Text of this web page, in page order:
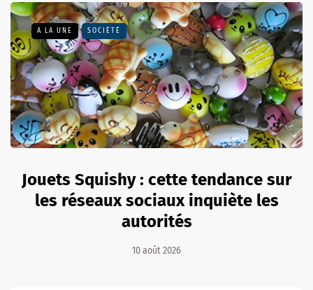
A LA UNE SOCIÉTÉ
Jouets Squishy : cette tendance sur
les réseaux sociaux inquiète les
autorités
10 août 2026